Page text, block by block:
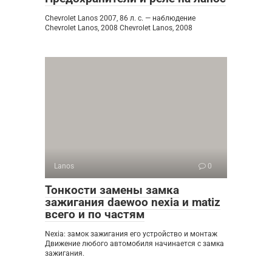
Chevrolet Lanos 2007, 86 л. с. — наблюдение
Chevrolet Lanos, 2008 Chevrolet Lanos, 2008
Lanos 0
Тонкости замены замка
зажигания daewoo nexia и matiz
всего и по частям
Nexia: замок зажигания его устройство и монтаж
Движение любого автомобиля начинается с замка
зажигания.